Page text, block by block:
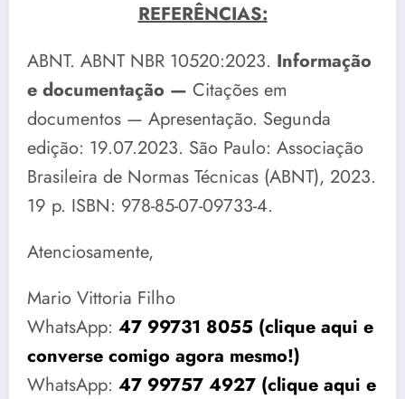
REFERÊNCIAS:
ABNT. ABNT NBR 10520:2023. Informação
e documentação — Citações em
documentos — Apresentação. Segunda
edição: 19.07.2023. São Paulo: Associação
Brasileira de Normas Técnicas (ABNT), 2023.
19 p. ISBN: 978-85-07-09733-4.
Atenciosamente,
Mario Vittoria Filho
WhatsApp: 47 99731 8055 (clique aqui e
converse comigo agora mesmo!)
WhatsApp: 47 99757 4927 (clique aqui e